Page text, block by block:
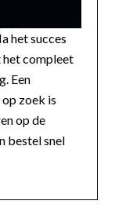
het succes
het compleet
Een
zoek is
op de
bestel snel